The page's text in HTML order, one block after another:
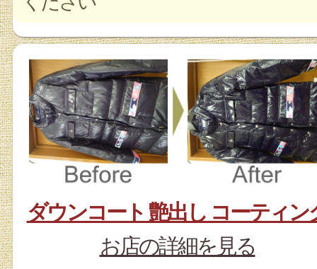
ダウンコート 艶出し コーティン
お店の詳細を見る